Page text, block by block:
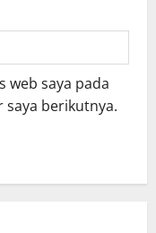
web saya pada
berikutnya.